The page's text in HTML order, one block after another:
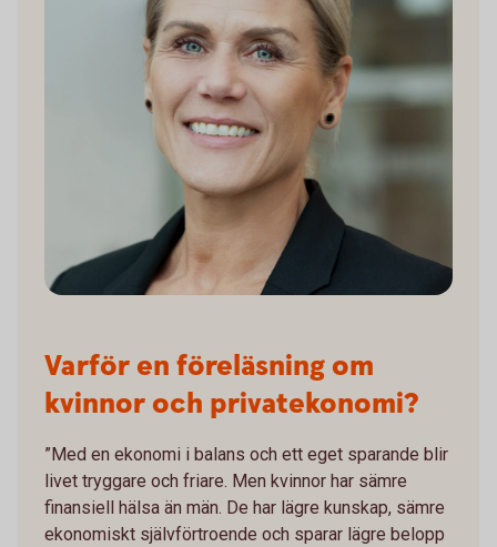
Varför en föreläsning om
kvinnor och privatekonomi?
”Med en ekonomi i balans och ett eget sparande blir
livet tryggare och friare. Men kvinnor har sämre
finansiell hälsa än män. De har lägre kunskap, sämre
ekonomiskt självförtroende och sparar lägre belopp